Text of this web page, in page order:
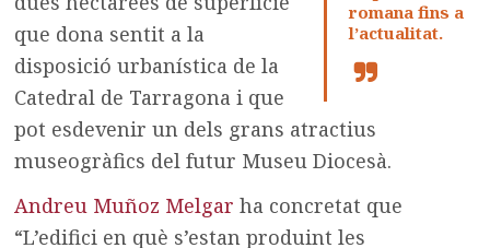
romana fins a
l’actualitat.
que dona sentit a la
disposició urbanística de la
Catedral de Tarragona i que
pot esdevenir un dels grans atractius
museogràfics del futur Museu Diocesà.
Andreu Muñoz Melgar ha concretat que
“L’edifici en què s’estan produint les